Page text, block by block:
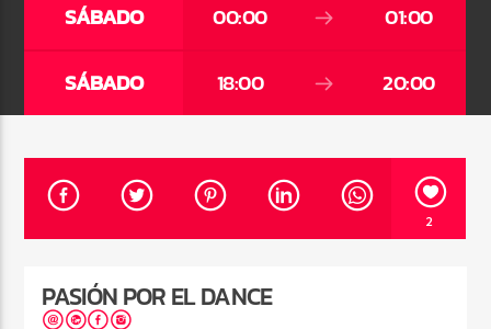
Pasión por el Dance
SÁBADO 00:00 01:00
SÁBADO 18:00 20:00
2
PASIÓN POR EL DANCE